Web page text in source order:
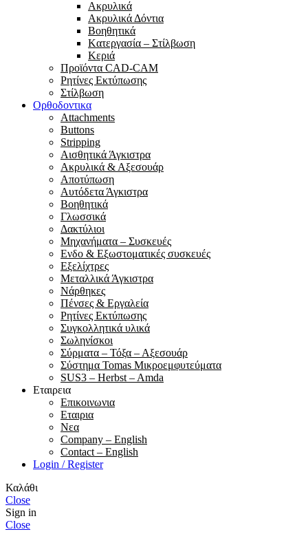
Aκρυλικά
Ακρυλικά Δόντια
Βoηθητικά
Kατεργασία – Στίλβωση
Κεριά
Προϊόντα CAD-CAM
Ρητίνες Εκτύπωσης
Στίλβωση
Ορθοδοντικα
Attachments
Buttons
Stripping
Αισθητικά Άγκιστρα
Ακρυλικά & Αξεσουάρ
Αποτύπωση
Αυτόδετα Άγκιστρα
Βοηθητικά
Γλωσσικά
Δακτύλιοι
Μηχανήματα – Συσκευές
Ενδο & Εξωστοματικές συσκευές
Εξελίχτρες
Μεταλλικά Άγκιστρα
Νάρθηκες
Πένσες & Εργαλεία
Ρητίνες Εκτύπωσης
Συγκολλητικά υλικά
Σωληνίσκοι
Σύρματα – Τόξα – Αξεσουάρ
Σύστημα Tomas Μικροεμφυτεύματα
SUS3 – Herbst – Amda
Εταιρεια
Επικοινωνια
Εταιρια
Νεα
Company – English
Contact – English
Login / Register
Καλάθι
Close
Sign in
Close